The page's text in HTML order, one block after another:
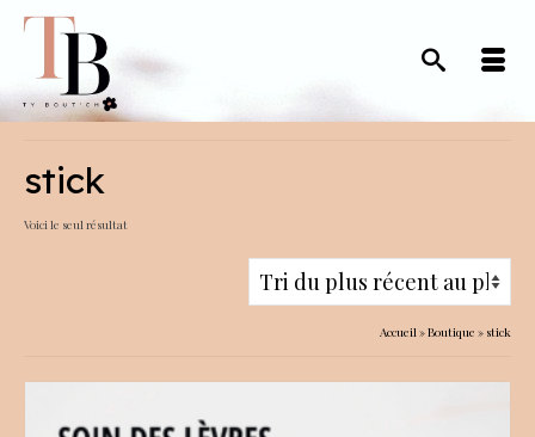
stick
Voici le seul résultat
Accueil»Boutique » stick